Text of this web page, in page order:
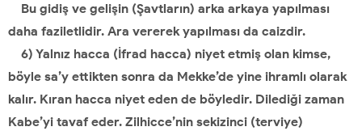
Bu gidiş ve gelişin (Şavtların) arka arkaya yapılması
daha faziletlidir. Ara vererek yapılması da caizdir.
6) Yalnız hacca (İfrad hacca) niyet etmiş olan kimse,
böyle sa’y ettikten sonra da Mekke’de yine ihramlı olarak
kalır. Kıran hacca niyet eden de böyledir. Dilediği zaman
Kabe’yi tavaf eder. Zilhicce’nin sekizinci (terviye)